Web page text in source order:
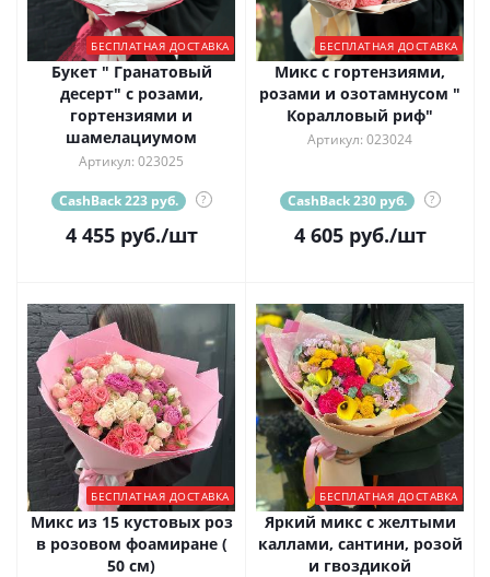
БЕСПЛАТНАЯ ДОСТАВКА
Букет " Гранатовый
десерт" с розами,
гортензиями и
шамелациумом
Артикул: 023025
CashBack 223 руб. ?
4 455руб./шт
БЕСПЛАТНАЯ ДОСТАВКА
Микс с гортензиями,
розами и озотамнусом "
Коралловый риф"
Артикул: 023024
CashBack 230 руб. ?
4 605руб./шт
БЕСПЛАТНАЯ ДОСТАВКА
Микс из 15 кустовых роз
в розовом фоамиране (
50 см)
БЕСПЛАТНАЯ ДОСТАВКА
Яркий микс с желтыми
каллами, сантини, розой
и гвоздикой